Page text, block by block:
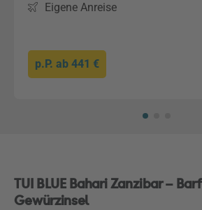
Eigene Anreise
p.P. ab 441 €
TUI BLUE Bahari Zanzibar –
Gewürzinsel